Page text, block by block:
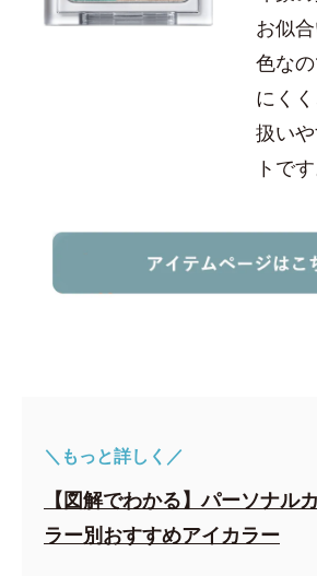
お似
色な
にく
扱い
トです
＼もっと詳しく／
【図解でわかる】パーソナルカ
ラー別おすすめアイカラー